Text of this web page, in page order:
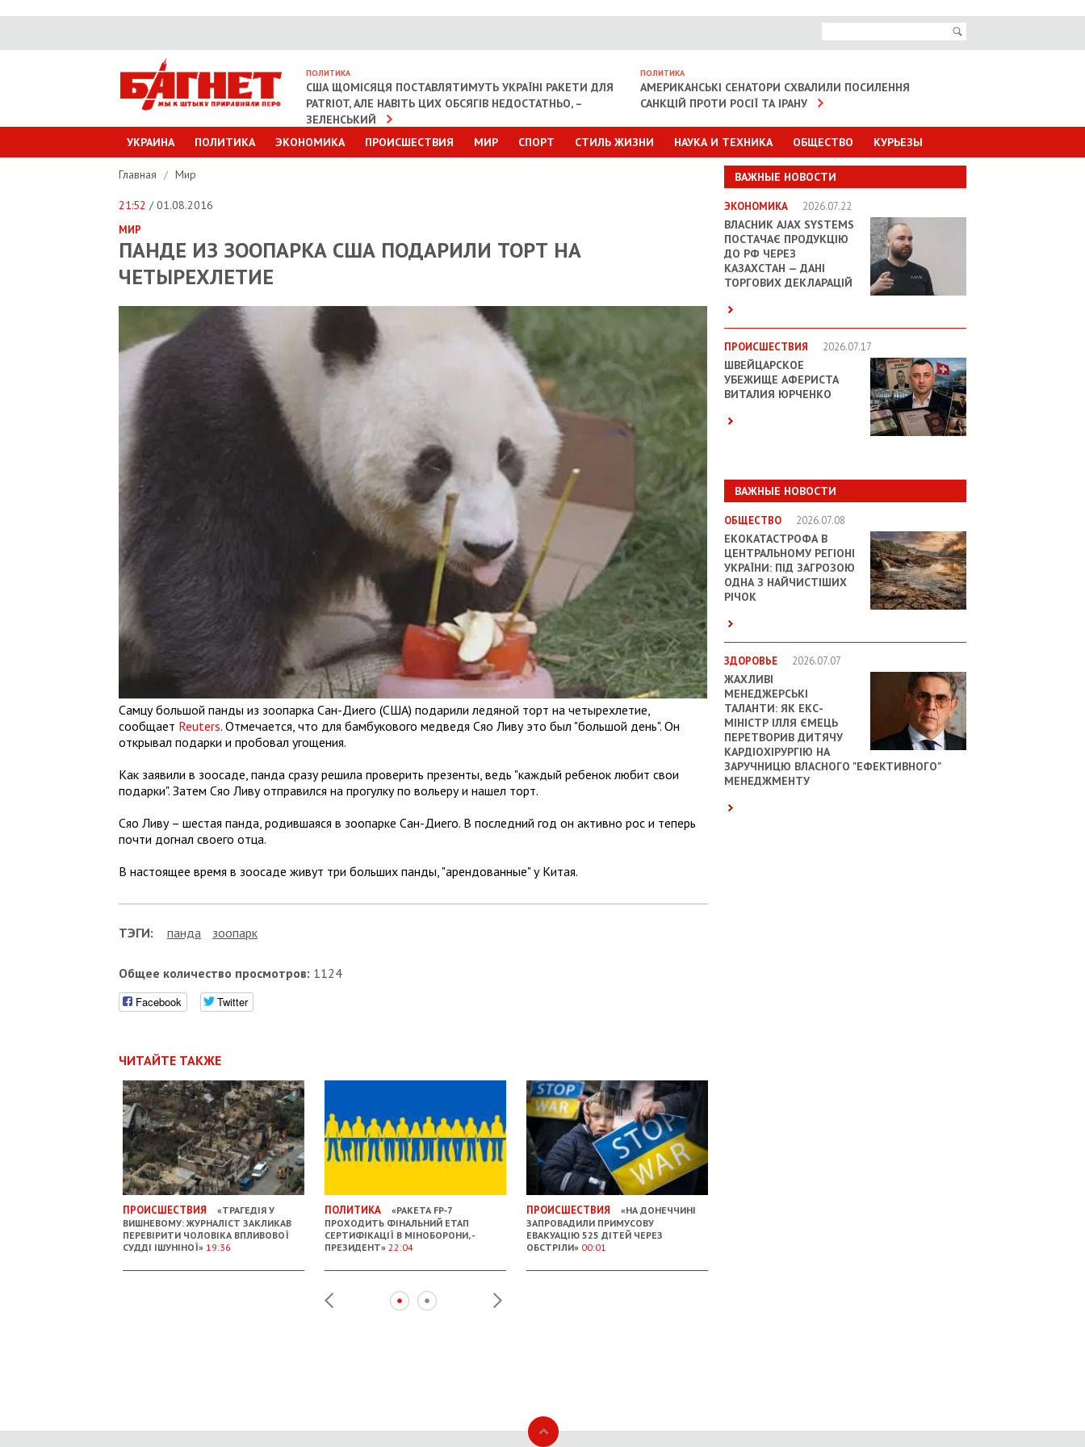
ПОЛИТИКА
США ЩОМІСЯЦЯ ПОСТАВЛЯТИМУТЬ УКРАЇНІ РАКЕТИ ДЛЯ
PATRIOT, АЛЕ НАВІТЬ ЦИХ ОБСЯГІВ НЕДОСТАТНЬО, –
ЗЕЛЕНСЬКИЙ
ПОЛИТИКА
АМЕРИКАНСЬКІ СЕНАТОРИ СХВАЛИЛИ ПОСИЛЕННЯ
САНКЦІЙ ПРОТИ РОСІЇ ТА ІРАНУ
УКРАИНА ПОЛИТИКА ЭКОНОМИКА ПРОИСШЕСТВИЯ МИР СПОРТ СТИЛЬ ЖИЗНИ НАУКА И ТЕХНИКА ОБЩЕСТВО КУРЬЕЗЫ
ВАЖНЫЕ НОВОСТИ
ЭКОНОМИКА 2026.07.22
ВЛАСНИК AJAX SYSTEMS
ПОСТАЧАЄ ПРОДУКЦІЮ
ДО РФ ЧЕРЕЗ
КАЗАХСТАН — ДАНІ
ТОРГОВИХ ДЕКЛАРАЦІЙ
ПРОИСШЕСТВИЯ 2026.07.17
ШВЕЙЦАРСКОЕ
УБЕЖИЩЕ АФЕРИСТА
ВИТАЛИЯ ЮРЧЕНКО
ВАЖНЫЕ НОВОСТИ
ОБЩЕСТВО 2026.07.08
ЕКОКАТАСТРОФА В
ЦЕНТРАЛЬНОМУ РЕГІОНІ
УКРАЇНИ: ПІД ЗАГРОЗОЮ
ОДНА З НАЙЧИСТІШИХ
РІЧОК
ЗДОРОВЬЕ 2026.07.07
ЖАХЛИВІ
МЕНЕДЖЕРСЬКІ
ТАЛАНТИ: ЯК ЕКС-
МІНІСТР ІЛЛЯ ЄМЕЦЬ
ПЕРЕТВОРИВ ДИТЯЧУ
КАРДІОХІРУРГІЮ НА
ЗАРУЧНИЦЮ ВЛАСНОГО "ЕФЕКТИВНОГО"
МЕНЕДЖМЕНТУ
Главная / Мир
21:52 / 01.08.2016
МИР
ПАНДЕ ИЗ ЗООПАРКА США ПОДАРИЛИ ТОРТ НА
ЧЕТЫРЕХЛЕТИЕ
Самцу большой панды из зоопарка Сан-Диего (США) подарили ледяной торт на четырехлетие,
сообщает Reuters. Отмечается, что для бамбукового медведя Сяо Ливу это был "большой день". Он
открывал подарки и пробовал угощения.
Как заявили в зоосаде, панда сразу решила проверить презенты, ведь "каждый ребенок любит свои
подарки". Затем Сяо Ливу отправился на прогулку по вольеру и нашел торт.
Сяо Ливу – шестая панда, родившаяся в зоопарке Сан-Диего. В последний год он активно рос и теперь
почти догнал своего отца.
В настоящее время в зоосаде живут три больших панды, "арендованные" у Китая.
ТЭГИ: панда зоопарк
Общее количество просмотров: 1124
Facebook Twitter
ЧИТАЙТЕ ТАКЖЕ
ПРОИСШЕСТВИЯ
«ТРАГЕДІЯ У
ВИШНЕВОМУ: ЖУРНАЛІСТ ЗАКЛИКАВ
ПЕРЕВІРИТИ ЧОЛОВІКА ВПЛИВОВОЇ
СУДДІ ІШУНІНОЇ» 19:36
ПОЛИТИКА
«РАКЕТА FP‑7
ПРОХОДИТЬ ФІНАЛЬНИЙ ЕТАП
СЕРТИФІКАЦІЇ В МІНОБОРОНИ, -
ПРЕЗИДЕНТ» 22:04
ПРОИСШЕСТВИЯ
«НА ДОНЕЧЧИНІ
ЗАПРОВАДИЛИ ПРИМУСОВУ
ЕВАКУАЦІЮ 525 ДІТЕЙ ЧЕРЕЗ
ОБСТРІЛИ» 00:01